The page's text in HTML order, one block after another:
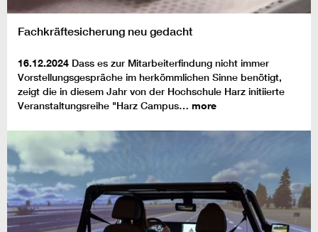
Fachkräftesicherung neu gedacht
16.12.2024 Dass es zur Mitarbeiterfindung nicht immer
Vorstellungsgespräche im herkömmlichen Sinne benötigt,
zeigt die in diesem Jahr von der Hochschule Harz initiierte
Veranstaltungsreihe "Harz Campus… more